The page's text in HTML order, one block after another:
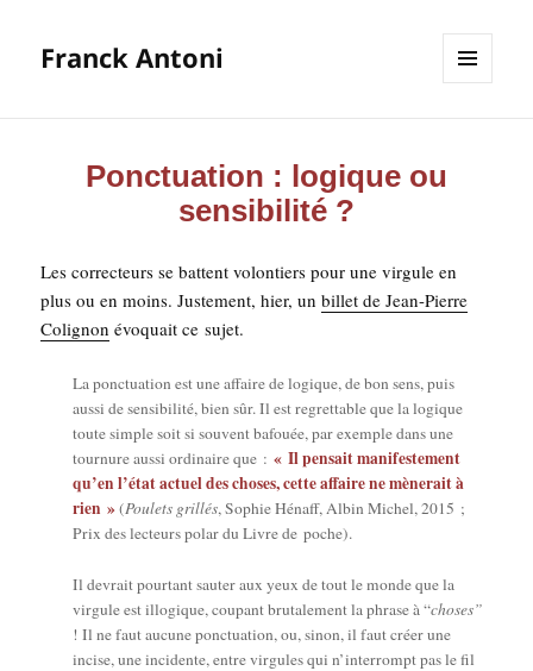
Franck Antoni
ET
Ponctuation : logique ou
sensibilité ?
Les cor­rec­teurs se battent volon­tiers pour une vir­gule en
plus ou en moins. Jus­te­ment, hier, unbillet de Jean-Pierre
Coli­gnon évo­quait ce sujet.
La ponc­tua­tion est une affaire de logique, de bon sens, puis
aus­si de sen­si­bi­li­té, bien sûr. Il est regret­table que la logique
toute simple soit si sou­vent bafouée, par exemple dans une
tour­nure aus­si ordi­naire que :« Il pen­sait mani­fes­te­ment
qu’en l’état actuel des choses, cette affaire ne mène­rait à
rien »(Pou­lets grillés, Sophie Hénaff, Albin Michel, 2015 ;
Prix des lec­teurs polar du Livre de poche).
Il devrait pour­tant sau­ter aux yeux de tout le monde que la
vir­gule est illo­gique, cou­pant bru­ta­le­ment la phrase à “choses”
! Il ne faut aucune ponc­tua­tion, ou, sinon, il faut créer une
incise, une inci­dente, entre vir­gules qui n’interrompt pas le fil